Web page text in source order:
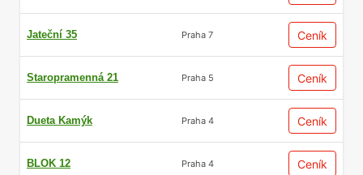
Jateční 35 Praha 7 Ceník
Staropramenná 21 Praha 5 Ceník
Dueta Kamýk Praha 4 Ceník
BLOK 12 Praha 4 Ceník